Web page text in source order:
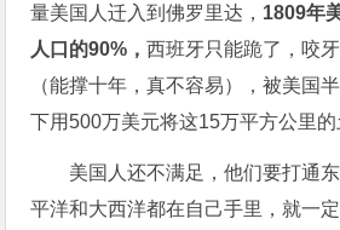
量美国人迁入到佛罗里达， 1809年
人口的90%，西班牙只能跪了，咬
（能撑十年，真不容易），被美国
下用500万美元将这15万平方公里的
美国人还不满足，他们要打通
平洋和大西洋都在自己手里，就一